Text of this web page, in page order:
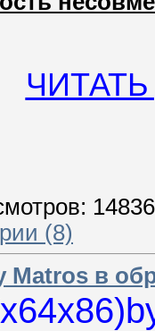
14836
(8)
Matros в